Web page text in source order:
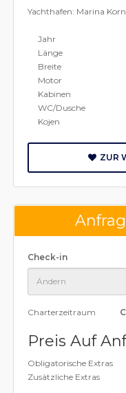
Yachthafen: Marina
Jahr
Länge
Breite
Motor
Kabinen
WC/Dusche
Kojen
ZUR
Check-in
Charterzeitraum
Preis Auf
Obligatorische Extras
Zusätzliche Extras